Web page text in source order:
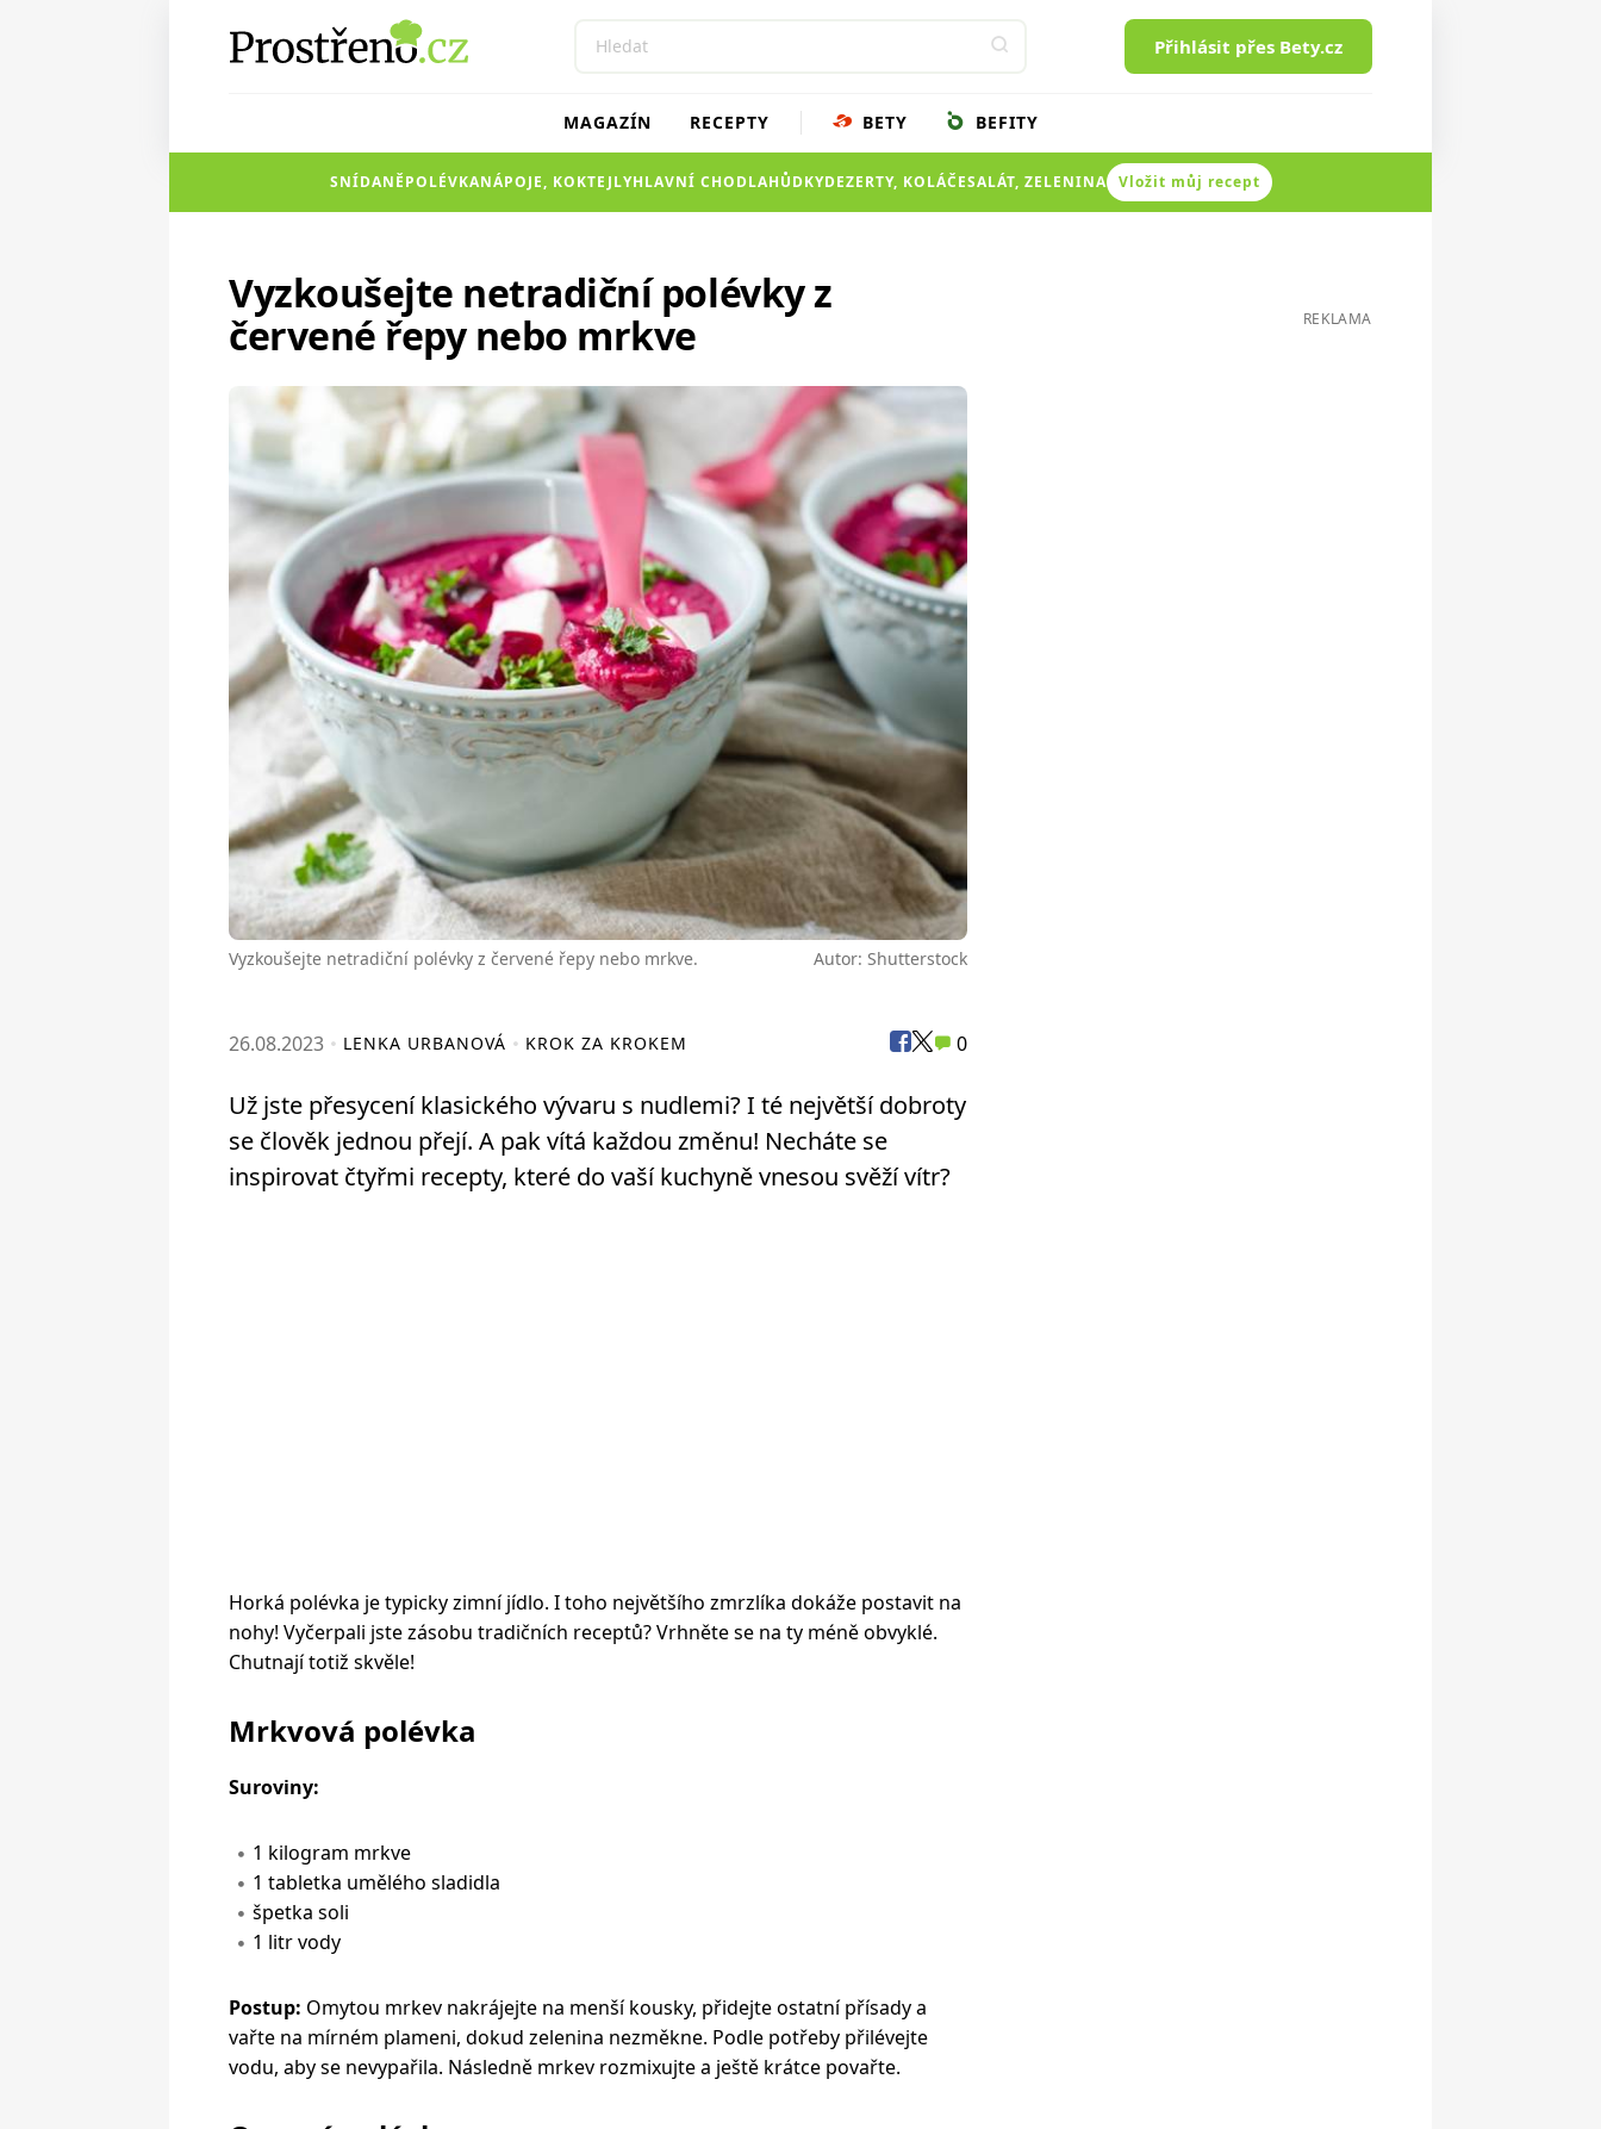
Přihlásit přes Bety.cz
MAGAZÍN RECEPTY BETY BEFITY
SNÍDANĚPOLÉVKANÁPOJE, KOKTEJLYHLAVNÍ CHODLAHŮDKYDEZERTY, KOLÁČESALÁT, ZELENINA Vložit můj recept
Vyzkoušejte netradiční polévky z
červené řepy nebo mrkve
Vyzkoušejte netradiční polévky z červené řepy nebo mrkve. Autor: Shutterstock
26.08.2023 LENKA URBANOVÁ KROK ZA KROKEM 0
Už jste přesycení klasického vývaru s nudlemi? I té největší dobroty
se člověk jednou přejí. A pak vítá každou změnu! Necháte se
inspirovat čtyřmi recepty, které do vaší kuchyně vnesou svěží vítr?
Horká polévka je typicky zimní jídlo. I toho největšího zmrzlíka dokáže postavit na
nohy! Vyčerpali jste zásobu tradičních receptů? Vrhněte se na ty méně obvyklé.
Chutnají totiž skvěle!
Mrkvová polévka
Suroviny:
1 kilogram mrkve
1 tabletka umělého sladidla
špetka soli
1 litr vody
Postup: Omytou mrkev nakrájejte na menší kousky, přidejte ostatní přísady a
vařte na mírném plameni, dokud zelenina nezměkne. Podle potřeby přilévejte
vodu, aby se nevypařila. Následně mrkev rozmixujte a ještě krátce povařte.
REKLAMA